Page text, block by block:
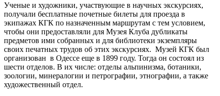
Ученые и художники, участвующие в научных экскурсиях,
получали бесплатные почетные билеты для проезда в
экипажах КГК по назначенным маршрутам с тем условием,
чтобы они предоставляли для Музея Клуба дубликаты
предметов ими собранных и для библиотеки экземпляры
своих печатных трудов об этих экскурсиях. Музей КГК был
организован в Одессе еще в 1899 году. Тогда он состоял из
шести отделов. В их числе: отделы альпинизма, ботаники,
зоологии, минералогии и петрографии, этнографии, а также
художественный отдел.